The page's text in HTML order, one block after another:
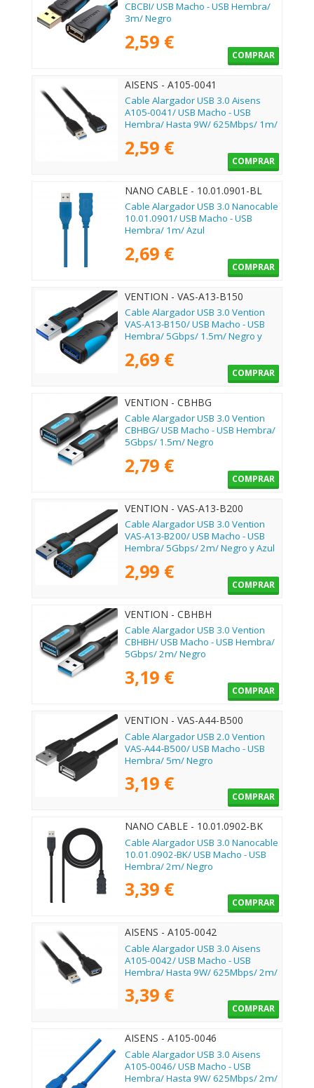
CBCBI/ USB Macho - USB Hembra/
3m/ Negro
2,59 €
COMPRAR
AISENS - A105-0041
Cable Alargador USB 3.0 Aisens
A105-0041/ USB Macho - USB
Hembra/ Hasta 9W/ 625Mbps/ 1m/
2,59 €
COMPRAR
NANO CABLE - 10.01.0901-BL
Cable Alargador USB 3.0 Nanocable
10.01.0901/ USB Macho - USB
Hembra/ 1m/ Azul
2,69 €
COMPRAR
VENTION - VAS-A13-B150
Cable Alargador USB 3.0 Vention
VAS-A13-B150/ USB Macho - USB
Hembra/ 5Gbps/ 1.5m/ Negro y
2,69 €
COMPRAR
VENTION - CBHBG
Cable Alargador USB 3.0 Vention
CBHBG/ USB Macho - USB Hembra/
5Gbps/ 1.5m/ Negro
2,79 €
COMPRAR
VENTION - VAS-A13-B200
Cable Alargador USB 3.0 Vention
VAS-A13-B200/ USB Macho - USB
Hembra/ 5Gbps/ 2m/ Negro y Azul
2,99 €
COMPRAR
VENTION - CBHBH
Cable Alargador USB 3.0 Vention
CBHBH/ USB Macho - USB Hembra/
5Gbps/ 2m/ Negro
3,19 €
COMPRAR
VENTION - VAS-A44-B500
Cable Alargador USB 2.0 Vention
VAS-A44-B500/ USB Macho - USB
Hembra/ 5m/ Negro
3,19 €
COMPRAR
NANO CABLE - 10.01.0902-BK
Cable Alargador USB 3.0 Nanocable
10.01.0902-BK/ USB Macho - USB
Hembra/ 2m/ Negro
3,39 €
COMPRAR
AISENS - A105-0042
Cable Alargador USB 3.0 Aisens
A105-0042/ USB Macho - USB
Hembra/ Hasta 9W/ 625Mbps/ 2m/
3,39 €
COMPRAR
AISENS - A105-0046
Cable Alargador USB 3.0 Aisens
A105-0046/ USB Macho - USB
Hembra/ Hasta 9W/ 625Mbps/ 2m/